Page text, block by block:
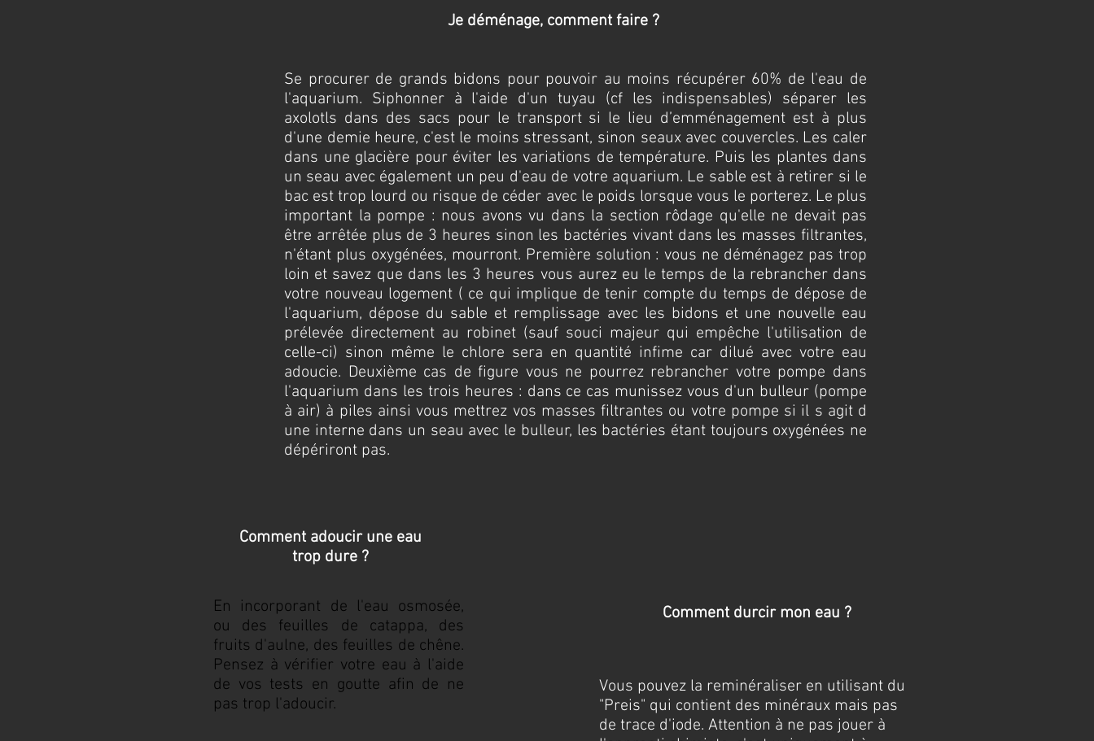
Je déménage, comment faire ?
Se procurer de grands bidons pour pouvoir au moins récupérer 60% de l'eau de
l'aquarium. Siphonner à l'aide d'un tuyau (cf les indispensables) séparer les
axolotls dans des sacs pour le transport si le lieu d’emménagement est à plus
d'une demie heure, c'est le moins stressant, sinon seaux avec couvercles. Les caler
dans une glacière pour éviter les variations de température. Puis les plantes dans
un seau avec également un peu d'eau de votre aquarium. Le sable est à retirer si le
bac est trop lourd ou risque de céder avec le poids lorsque vous le porterez. Le plus
important la pompe : nous avons vu dans la section rôdage qu'elle ne devait pas
être arrêtée plus de 3 heures sinon les bactéries vivant dans les masses filtrantes,
n'étant plus oxygénées, mourront. Première solution : vous ne déménagez pas trop
loin et savez que dans les 3 heures vous aurez eu le temps de la rebrancher dans
votre nouveau logement ( ce qui implique de tenir compte du temps de dépose de
l'aquarium, dépose du sable et remplissage avec les bidons et une nouvelle eau
prélevée directement au robinet (sauf souci majeur qui empêche l'utilisation de
celle-ci) sinon même le chlore sera en quantité infime car dilué avec votre eau
adoucie. Deuxième cas de figure vous ne pourrez rebrancher votre pompe dans
l'aquarium dans les trois heures : dans ce cas munissez vous d'un bulleur (pompe
à air) à piles ainsi vous mettrez vos masses filtrantes ou votre pompe si il s agit d
une interne dans un seau avec le bulleur, les bactéries étant toujours oxygénées ne
dépériront pas.
Comment adoucir une eau
trop dure ?
En incorporant de l'eau osmosée,
ou des feuilles de catappa, des
fruits d'aulne, des feuilles de chêne.
Pensez à vérifier votre eau à l'aide
de vos tests en goutte afin de ne
pas trop l'adoucir.
Comment durcir mon eau ?
Vous pouvez la reminéraliser en utilisant du
"Preis" qui contient des minéraux mais pas
de trace d'iode. Attention à ne pas jouer à